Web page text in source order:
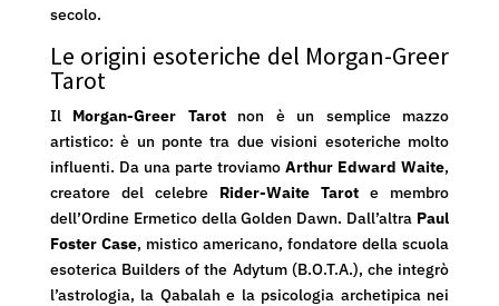
secolo.
Le origini esoteriche del Morgan-Greer
Tarot
Il Morgan-Greer Tarotnon è un semplice mazzo
artistico: è un ponte tra due visioni esoteriche molto
influenti. Da una parte troviamoArthur Edward Waite,
creatore del celebre Rider-Waite Tarot e membro
dell’Ordine Ermetico della Golden Dawn. Dall’altra Paul
Foster Case, mistico americano, fondatore della scuola
esoterica Builders of the Adytum (B.O.T.A.), che integrò
l’astrologia, la Qabalah e la psicologia archetipica nei